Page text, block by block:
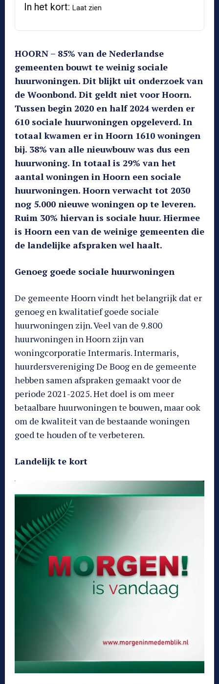
In het kort: Laat zien
HOORN – 85% van de Nederlandse
gemeenten bouwt te weinig sociale
huurwoningen. Dit blijkt uit onderzoek van
de Woonbond. Dit geldt niet voor Hoorn.
Tussen begin 2020 en half 2024 werden er
610 sociale huurwoningen opgeleverd. In
totaal kwamen er in Hoorn 1610 woningen
bij. 38% van alle nieuwbouw was dus een
huurwoning. In totaal is 29% van het
aantal woningen in Hoorn een sociale
huurwoningen. Hoorn verwacht tot 2030
nog 5.000 nieuwe woningen op te leveren.
Ruim 30% hiervan is sociale huur. Hiermee
is Hoorn een van de weinige gemeenten die
de landelijke afspraken wel haalt.
Genoeg goede sociale huurwoningen
De gemeente Hoorn vindt het belangrijk dat er
genoeg en kwalitatief goede sociale
huurwoningen zijn. Veel van de 9.800
huurwoningen in Hoorn zijn van
woningcorporatie Intermaris. Intermaris,
huurdersvereniging De Boog en de gemeente
hebben samen afspraken gemaakt voor de
periode 2021-2025. Het doel is om meer
betaalbare huurwoningen te bouwen, maar ook
om de kwaliteit van de bestaande woningen
goed te houden of te verbeteren.
Landelijk te kort